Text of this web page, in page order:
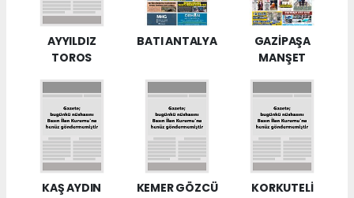
AYYILDIZ
TOROS
BATI ANTALYA
GAZİPAŞA
MANŞET
KAŞ AYDIN
KEMER GÖZCÜ
KORKUTELİ